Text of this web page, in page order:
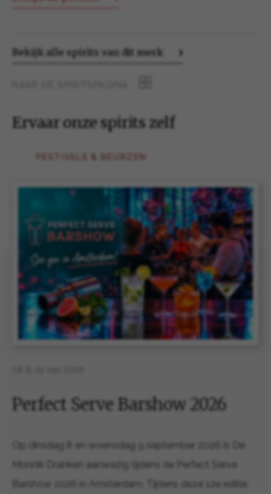
Bekijk alle spirits van dit merk
Ervaar onze spirits zelf
Perfect Serve Barshow 2026
Op dinsdag 8 en woensdag 9 september 2026 is De
Monnik Dranken aanwezig tijdens de Perfect Serve
Barshow 2026 in Amsterdam. Tijdens deze 12e editie